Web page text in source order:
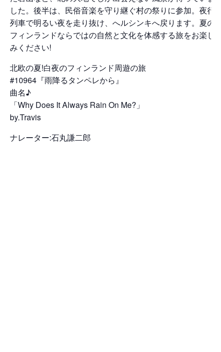
した。後半は、民俗音楽を守り継ぐ村の祭りに参加。夜行
列車で明るい夜を走り抜け、へルシンキへ戻ります。夏の
フィンランドならではの自然と文化を体感する旅をお楽し
みください!
北欧の夏!白夜のフィンランド周遊の旅
#10964『雨降るタンペレから』
曲名♪
「Why Does It Always Rain On Me?」
by.Travis
ナレーター:石丸謙二郎